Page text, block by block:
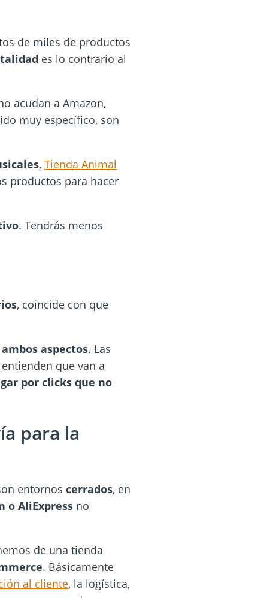
de miles de productos
es lo contrario al
acudan a Amazon,
muy específico, son
, Tienda Animal
productos para hacer
. Tendrás menos
, coincide con que
aspectos. Las
que van a
por clicks que no
para la
entornos cerrados, en
o AliExpress no
de una tienda
. Básicamente
al cliente, la logística,